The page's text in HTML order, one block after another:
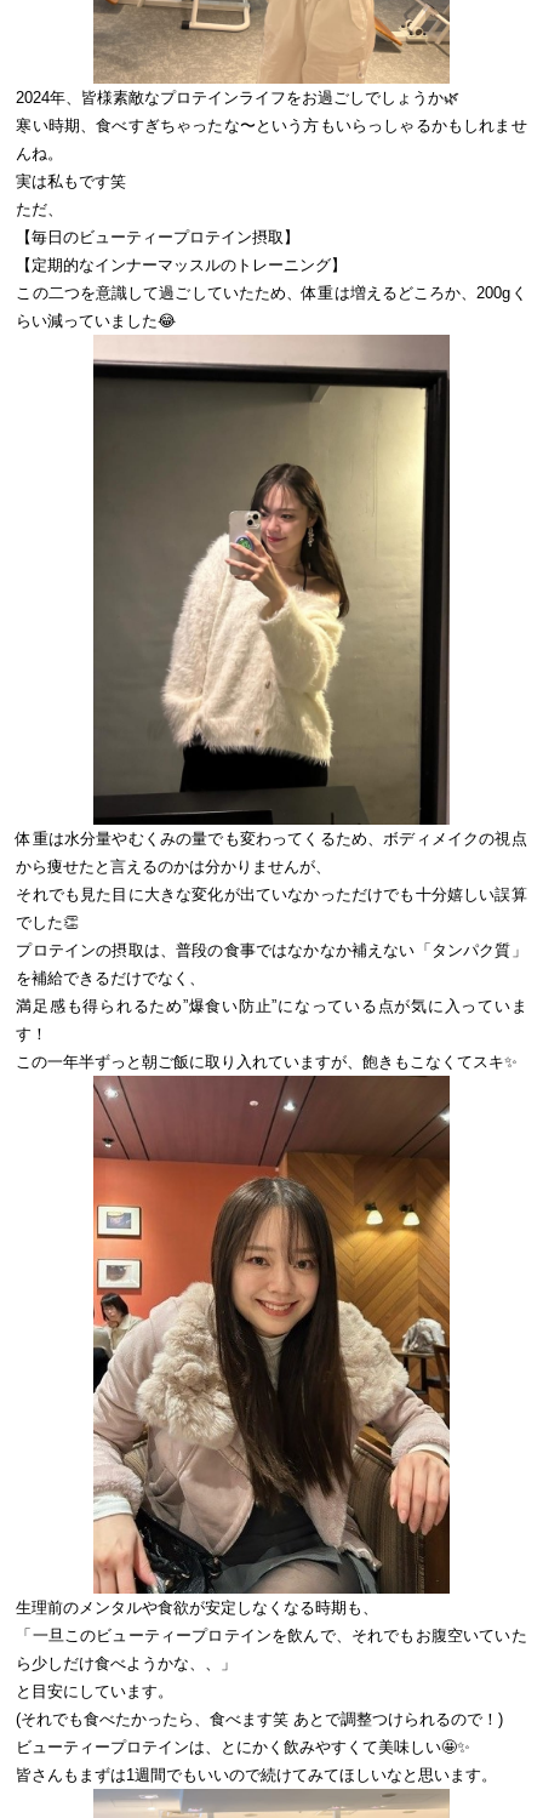
2024年、皆様素敵なプロテインライフをお過ごしでしょうか🌿
寒い時期、食べすぎちゃったな〜という方もいらっしゃるかもしれませ
んね。
実は私もです笑
ただ、
【毎日のビューティープロテイン摂取】
【定期的なインナーマッスルのトレーニング】
この二つを意識して過ごしていたため、体重は増えるどころか、200gく
らい減っていました😂
体重は水分量やむくみの量でも変わってくるため、ボディメイクの視点
から痩せたと言えるのかは分かりませんが、
それでも見た目に大きな変化が出ていなかっただけでも十分嬉しい誤算
でした👏
プロテインの摂取は、普段の食事ではなかなか補えない「タンパク質」
を補給できるだけでなく、
満足感も得られるため”爆食い防止”になっている点が気に入っていま
す！
この一年半ずっと朝ご飯に取り入れていますが、飽きもこなくてスキ✨
生理前のメンタルや食欲が安定しなくなる時期も、
「一旦このビューティープロテインを飲んで、それでもお腹空いていた
ら少しだけ食べようかな、、」
と目安にしています。
(それでも食べたかったら、食べます笑 あとで調整つけられるので！)
ビューティープロテインは、とにかく飲みやすくて美味しい🤩✨
皆さんもまずは1週間でもいいので続けてみてほしいなと思います。